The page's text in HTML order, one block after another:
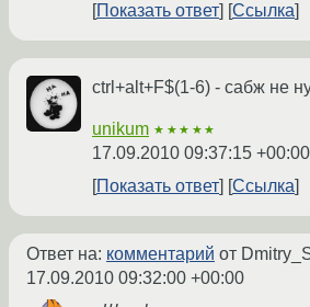
Показать ответ
Ссылка
ctrl+alt+F$(1-6) - сабж не
unikum ★★★★★
17.09.2010 09:37:15 +00:00
Показать ответ
Ссылка
Ответ на: комментарий от
17.09.2010 09:32:00 +00:00